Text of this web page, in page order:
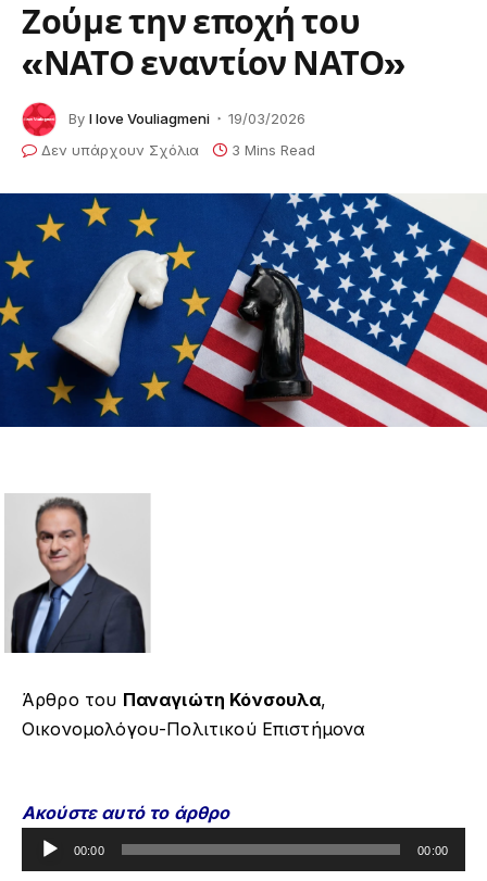
Ζούμε την εποχή του
«ΝΑΤΟ εναντίον ΝΑΤΟ»
By I love Vouliagmeni
19/03/2026
Δεν υπάρχουν Σχόλια
3 Mins Read
Άρθρο του Παναγιώτη Κόνσουλα,
Οικονομολόγου-Πολιτικού Επιστήμονα
Ακούστε αυτό το άρθρο
ρ
00:00 00:00